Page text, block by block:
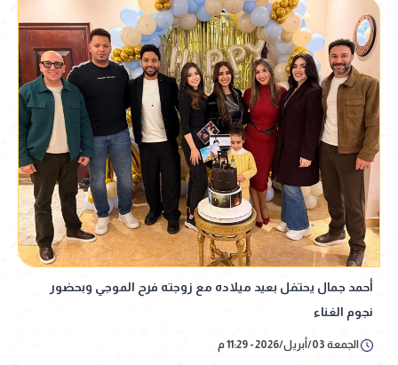
أحمد جمال يحتفل بعيد ميلاده مع زوجته فرح الموجي وبحضور
نجوم الغناء
الجمعة 03/أبريل/2026 - 11:29 م